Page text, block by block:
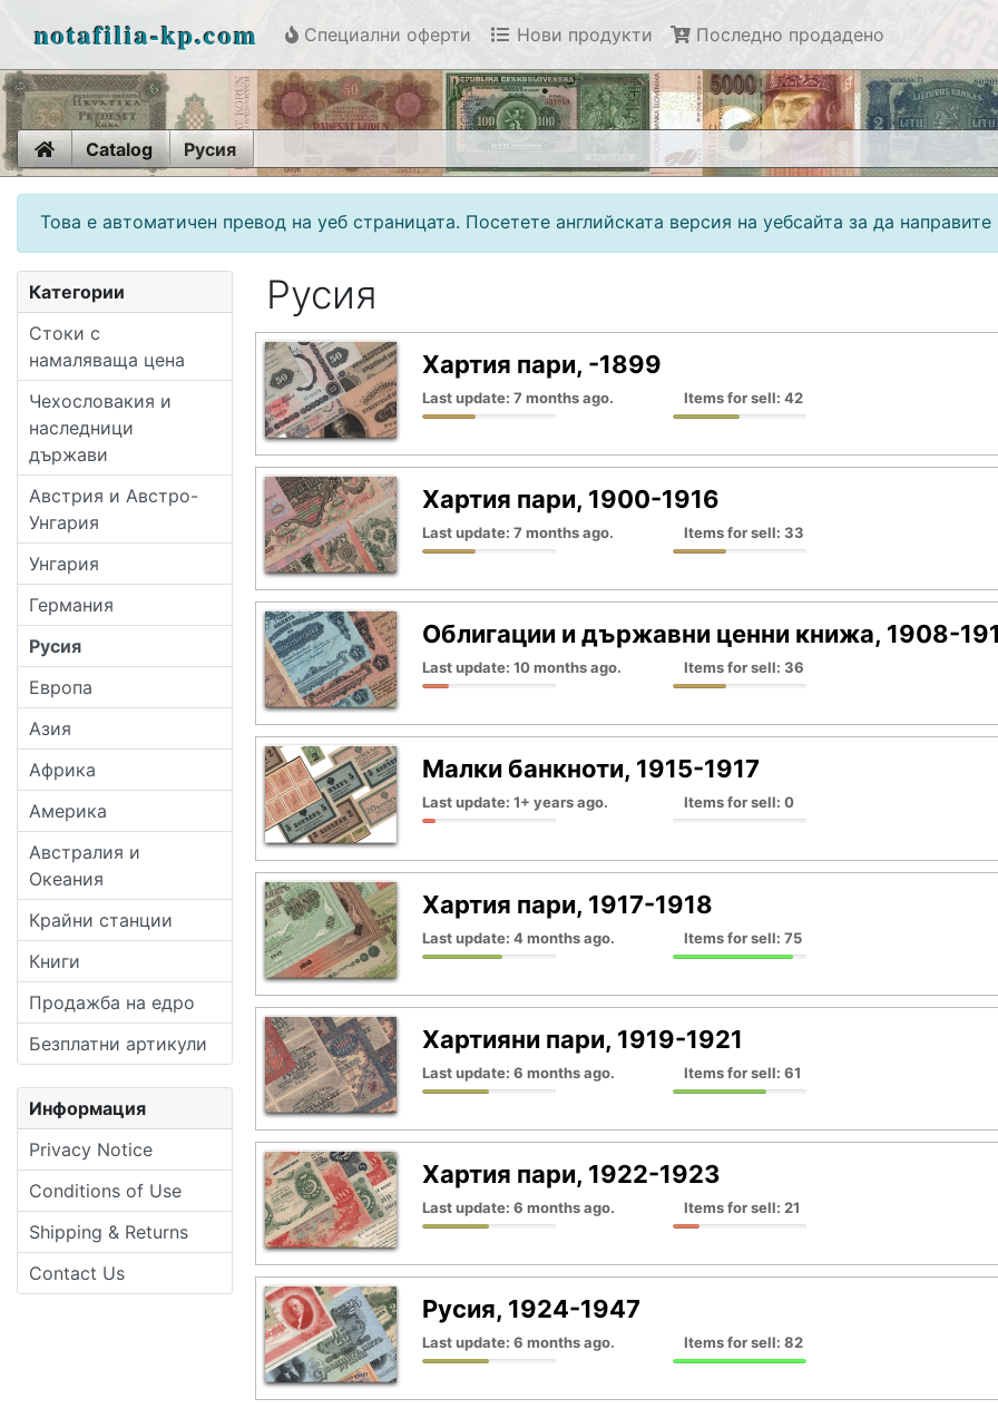
notafilia-kp.com Специални оферти Нови продукти Последно продадено
HomeCatalog Русия
Това е автоматичен превод на уеб страницата. Посетете английската версия на уебсайта за да направите
Категории
Стоки с
намаляваща цена
Чехословакия и
наследници
държави
Австрия и Австро-
Унгария
Унгария
Германия
Русия
Европа
Азия
Африка
Америка
Австралия и
Океания
Крайни станции
Книги
Продажба на едро
Безплатни артикули
Информация
Privacy Notice
Conditions of Use
Shipping & Returns
Contact Us
Русия
Хартия пари, -1899
Last update: 7 months ago. Items for sell: 42
Хартия пари, 1900-1916
Last update: 7 months ago. Items for sell: 33
Облигации и държавни ценни книжа, 1908-
Last update: 10 months ago. Items for sell: 36
Малки банкноти, 1915-1917
Last update: 1+ years ago. Items for sell: 0
Хартия пари, 1917-1918
Last update: 4 months ago. Items for sell: 75
Хартияни пари, 1919-1921
Last update: 6 months ago. Items for sell: 61
Хартия пари, 1922-1923
Last update: 6 months ago. Items for sell: 21
Русия, 1924-1947
Last update: 6 months ago. Items for sell: 82